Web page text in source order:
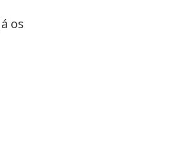
os